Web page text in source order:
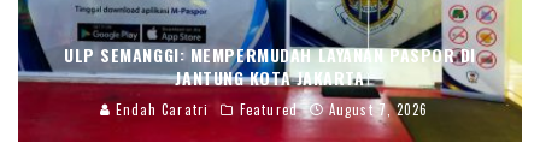
ULP SEMANGGI: MEMPERMUDAH LAYANAN PASPOR DI
JANTUNG KOTA JAKARTA
Endah Caratri Featured August 7, 2026